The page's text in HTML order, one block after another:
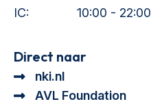
IC:
10:00 - 22:00
Direct naar
nki.nl
AVL Foundation